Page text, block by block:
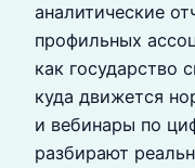
аналитические
профильных
как государство
куда движется
и вебинары по
разбирают